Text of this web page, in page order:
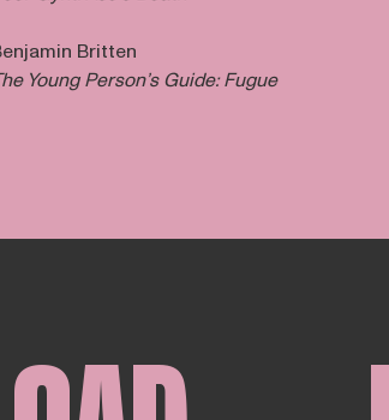
Britten
Young Person’s Guide: Fugue